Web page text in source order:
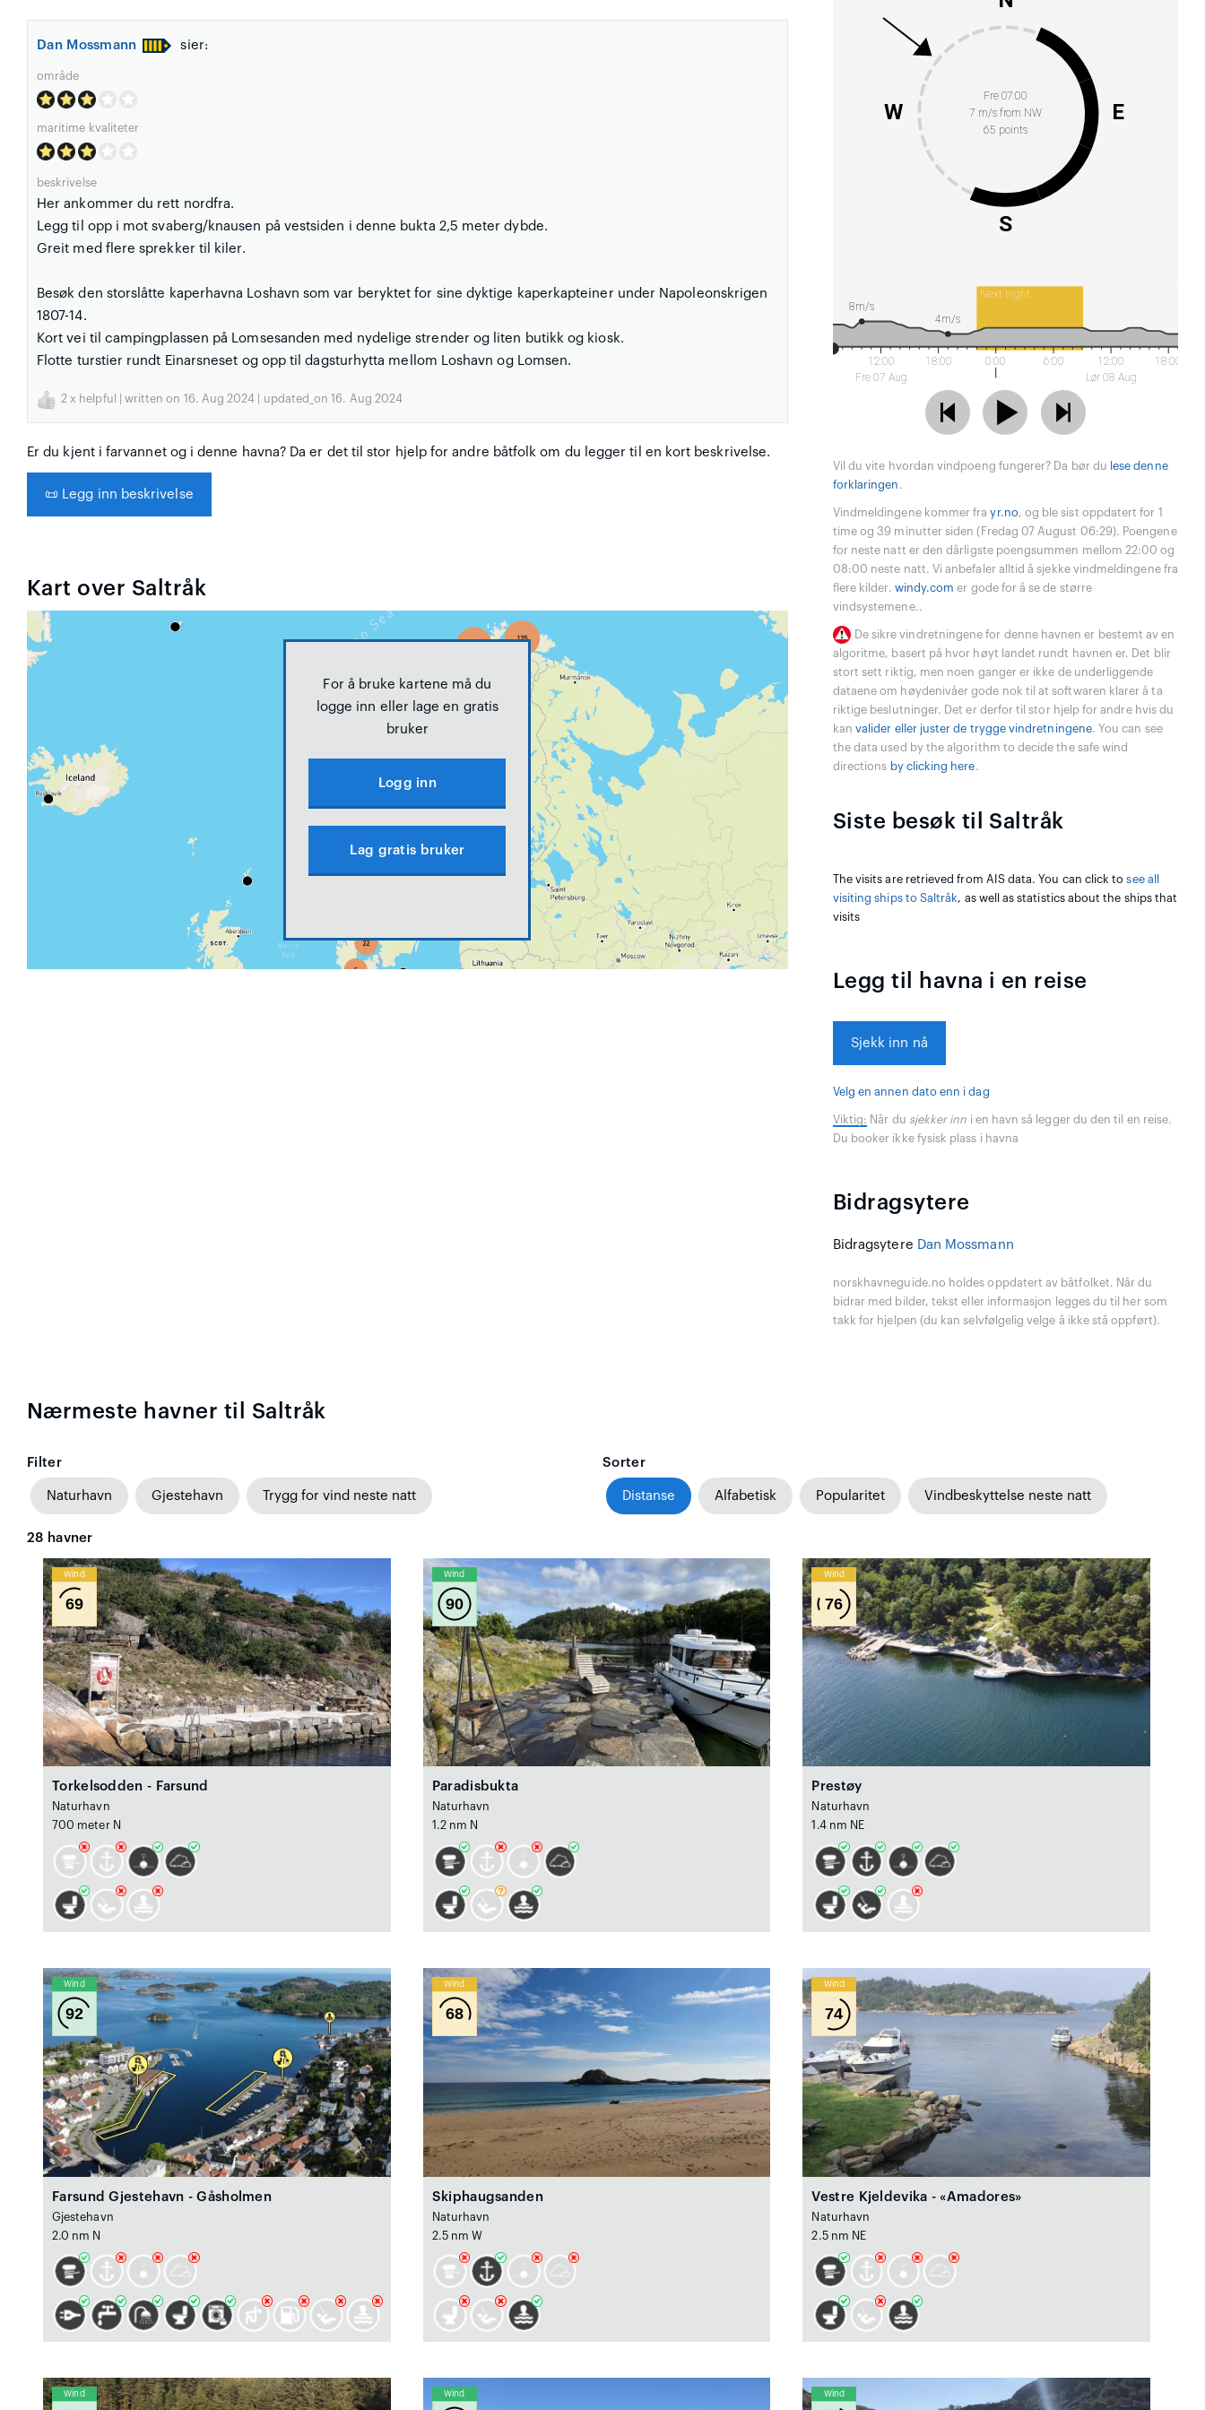
Dan Mossmann sier:
område
maritime kvaliteter
beskrivelse
Her ankommer du rett nordfra.
Legg til opp i mot svaberg/knausen på vestsiden i denne bukta 2,5 meter dybde.
Greit med flere sprekker til kiler.
Besøk den storslåtte kaperhavna Loshavn som var beryktet for sine dyktige kaperkapteiner under Napoleonskrigen
1807-14.
Kort vei til campingplassen på Lomsesanden med nydelige strender og liten butikk og kiosk.
Flotte turstier rundt Einarsneset og opp til dagsturhytta mellom Loshavn og Lomsen.
2 x helpful | written on 16. Aug 2024 | updated_on 16. Aug 2024
Er du kjent i farvannet og i denne havna? Da er det til stor hjelp for andre båtfolk om du legger til en kort beskrivelse.
📜 Legg inn beskrivelse
Kart over Saltråk
For å bruke kartene må du
logge inn eller lage en gratis
bruker
Logg inn
Lag gratis bruker
Fre 07:00
7 m/s from NW
65 points
E
S
W
Next night
12:00
Fre 07 Aug
18:00 0:00 6:00
12:00
Lør 08 Aug
18:00
8m/s
4m/s
Vil du vite hvordan vindpoeng fungerer? Da bør du lese denne
forklaringen .
Vindmeldingene kommer frayr.no, og ble sist oppdatert for 1
time og 39 minutter siden (Fredag 07 August 06:29). Poengene
for neste natt er den dårligste poengsummen mellom 22:00 og
08:00 neste natt. Vi anbefaler alltid å sjekke vindmeldingene fra
flere kilder. windy.com er gode for å se de større
vindsystemene..
De sikre vindretningene for denne havnen er bestemt av en
algoritme, basert på hvor høyt landet rundt havnen er. Det blir
stort sett riktig, men noen ganger er ikke de underliggende
dataene om høydenivåer gode nok til at softwaren klarer å ta
riktige beslutninger. Det er derfor til stor hjelp for andre hvis du
kanvalider eller juster de trygge vindretningene. You can see
the data used by the algorithm to decide the safe wind
directions by clicking here.
Siste besøk til Saltråk
The visits are retrieved from AIS data. You can click tosee all
visiting ships to Saltråk, as well as statistics about the ships that
visits
Legg til havna i en reise
Sjekk inn nå
Velg en annen dato enn i dag
Viktig: Når du sjekker inn i en havn så legger du den til en reise.
Du booker ikke fysisk plass i havna
Bidragsytere
Bidragsytere Dan Mossmann
norskhavneguide.no holdes oppdatert av båtfolket. Når du
bidrar med bilder, tekst eller informasjon legges du til her som
takk for hjelpen (du kan selvfølgelig velge å ikke stå oppført).
Nærmeste havner til Saltråk
Filter
Naturhavn Gjestehavn Trygg for vind neste natt
Sorter
Distanse Alfabetisk Popularitet Vindbeskyttelse neste natt
28 havner
Wind
69
Torkelsodden - Farsund
Naturhavn
700 meter N
Wind
90
Paradisbukta
Naturhavn
1.2 nm N
Wind
76
Prestøy
Naturhavn
1.4 nm NE
Wind
92
Farsund Gjestehavn - Gåsholmen
Gjestehavn
2.0 nm N
Wind
68
Skiphaugsanden
Naturhavn
2.5 nm W
Wind
74
Vestre Kjeldevika - «Amadores»
Naturhavn
2.5 nm NE
Wind Wind Wind